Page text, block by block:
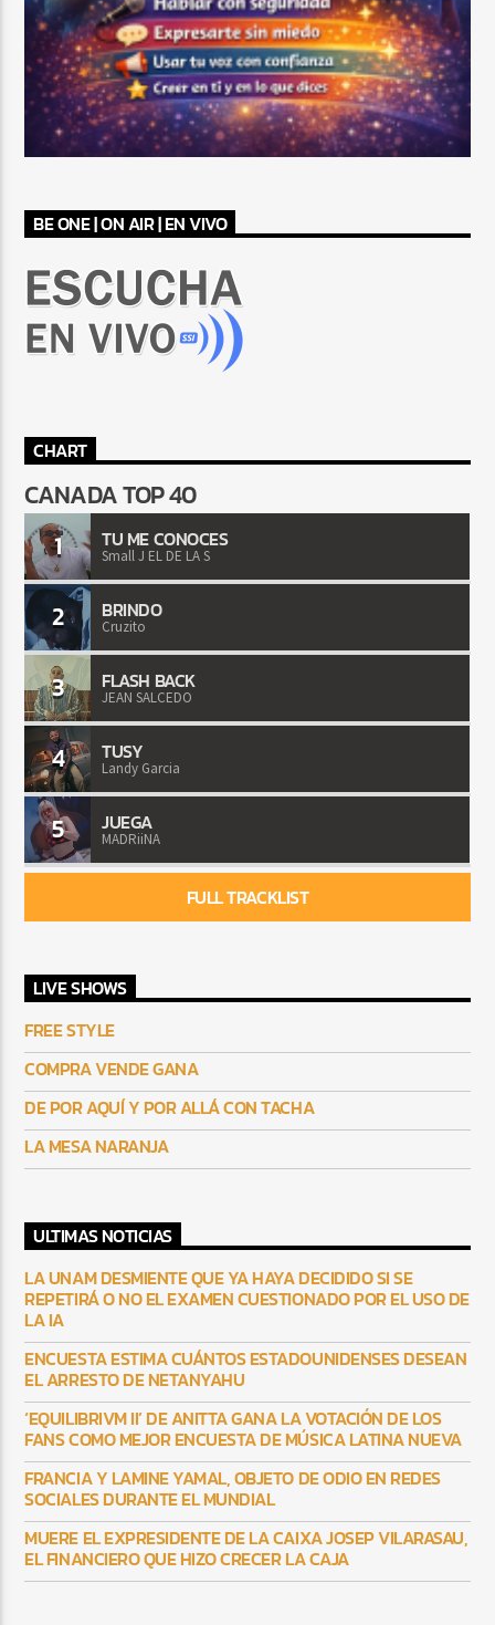
BE ONE | ON AIR | EN VIVO
CHART
CANADA TOP 40
1 TU ME CONOCES
Small J EL DE LA S
2 BRINDO
Cruzito
3 FLASH BACK
JEAN SALCEDO
4 TUSY
Landy Garcia
5 JUEGA
MADRiiNA
FULL TRACKLIST
LIVE SHOWS
FREE STYLE
COMPRA VENDE GANA
DE POR AQUÍ Y POR ALLÁ CON TACHA
LA MESA NARANJA
ULTIMAS NOTICIAS
LA UNAM DESMIENTE QUE YA HAYA DECIDIDO SI SE
REPETIRÁ O NO EL EXAMEN CUESTIONADO POR EL USO DE
LA IA
ENCUESTA ESTIMA CUÁNTOS ESTADOUNIDENSES DESEAN
EL ARRESTO DE NETANYAHU
‘EQUILIBRIVM II’ DE ANITTA GANA LA VOTACIÓN DE LOS
FANS COMO MEJOR ENCUESTA DE MÚSICA LATINA NUEVA
FRANCIA Y LAMINE YAMAL, OBJETO DE ODIO EN REDES
SOCIALES DURANTE EL MUNDIAL
MUERE EL EXPRESIDENTE DE LA CAIXA JOSEP VILARASAU,
EL FINANCIERO QUE HIZO CRECER LA CAJA